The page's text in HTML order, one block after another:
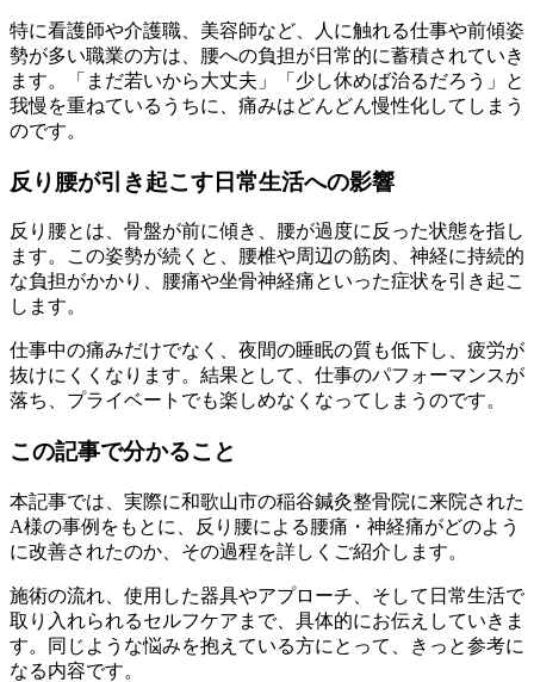
特に看護師や介護職、美容師など、人に触れる仕事や前傾姿
勢が多い職業の方は、腰への負担が日常的に蓄積されていき
ます。「まだ若いから大丈夫」「少し休めば治るだろう」と
我慢を重ねているうちに、痛みはどんどん慢性化してしまう
のです。
反り腰が引き起こす日常生活への影響
反り腰とは、骨盤が前に傾き、腰が過度に反った状態を指し
ます。この姿勢が続くと、腰椎や周辺の筋肉、神経に持続的
な負担がかかり、腰痛や坐骨神経痛といった症状を引き起こ
します。
仕事中の痛みだけでなく、夜間の睡眠の質も低下し、疲労が
抜けにくくなります。結果として、仕事のパフォーマンスが
落ち、プライベートでも楽しめなくなってしまうのです。
この記事で分かること
本記事では、実際に和歌山市の稲谷鍼灸整骨院に来院された
A様の事例をもとに、反り腰による腰痛・神経痛がどのよう
に改善されたのか、その過程を詳しくご紹介します。
施術の流れ、使用した器具やアプローチ、そして日常生活で
取り入れられるセルフケアまで、具体的にお伝えしていきま
す。同じような悩みを抱えている方にとって、きっと参考に
なる内容です。